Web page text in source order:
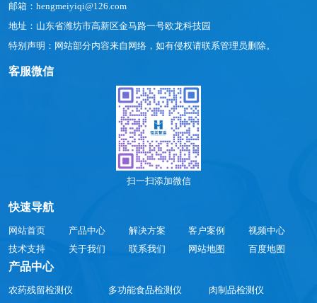
邮箱：hengmeiyiqi@126.com
地址：山东省潍坊市高新区金马路一号欧龙科技园
特别声明：网站部分内容来自网络，如有侵权请联系管理员删除。
客服微信
扫一扫添加微信
快速导航
网站首页 产品中心 解决方案 客户案例
视频中心
技术支持
关于我们 联系我们 网站地图 百度地图
产品中心
农药残留检测仪 多功能食品检测仪 肉制品检测仪